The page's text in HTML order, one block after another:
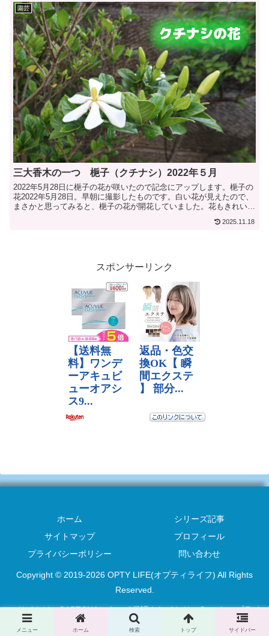
園芸
三大香木の一つ 梔子（クチナシ）2022年５月
2022年5月28日に梔子の花が咲いたので記念にアップします。梔子の
花2022年5月28日。早朝に撮影したものです。白い花が見えたので、
まさかと思ってみると、梔子の花が開花していました。花もきれいで
2025.11.18
スポンサーリンク
ホーム
シリーズ記事
サイトマップ
プロフィール
プライバシーポリシー
問い合わせ
Copyright © 2019-2026 OPTY LIFE(オプティライフ) All Rights
Reserved.
このサイトはreCAPTCHAによって保護されており、Googleのプライバ
シーポリシー
利用規約 が適用されます。
メニュー ホーム 検索 トップ サイドバー